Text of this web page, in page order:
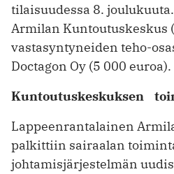
tilaisuudessa 8.
Armilan Kuntoutuskeskus
vastasyntyneiden teho-
Doctagon Oy (5 000 euroa).
Kuntoutuskeskuksen
Lappeenrantalainen
palkittiin sairaalan
johtamisjärjestelmän